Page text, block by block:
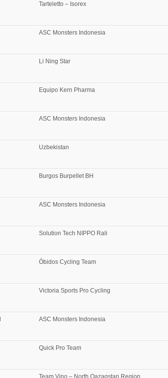
Tarteletto – Isorex
ASC Monsters Indonesia
Li Ning Star
Equipo Kern Pharma
ASC Monsters Indonesia
Uzbekistan
Burgos Burpellet BH
ASC Monsters Indonesia
Solution Tech NIPPO Rali
Óbidos Cycling Team
Victoria Sports Pro Cycling
ASC Monsters Indonesia
Quick Pro Team